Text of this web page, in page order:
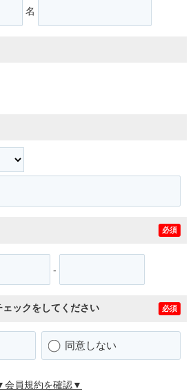
名
必須
-
ックをしてください 必須
同意しない
会員規約を確認▼